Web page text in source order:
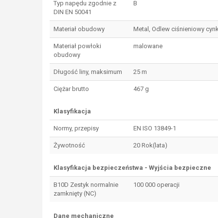
Typ napędu zgodnie z
DIN EN 50041
B
Materiał obudowy Metal, Odlew ciśnieniowy
Materiał powłoki
obudowy
malowane
Długość liny, maksimum 25 m
Ciężar brutto 467 g
Klasyfikacja
Normy, przepisy EN ISO 13849-1
Żywotność 20 Rok(lata)
Klasyfikacja bezpieczeństwa - Wyjścia bezpieczne
B10D Zestyk normalnie
zamknięty (NC)
100 000 operacji
Dane mechaniczne